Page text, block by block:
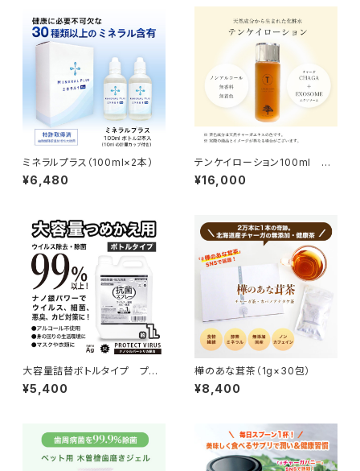
ミネラルプラス（100ml×2本）
¥6,480
テンケイローション100ml 天
恵化粧水
¥16,000
大容量詰替ボトルタイプ プロ
テクトウイルス抗菌スプレー100
0ml
¥5,400
樺のあな茸茶（1g×30包）
¥8,400